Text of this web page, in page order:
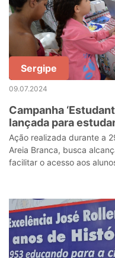
Sergipe
09.07.2024
Campanha
lançada para
Sergipe
Ação realizada durante a
Areia Branca, busca
facilitar o acesso aos